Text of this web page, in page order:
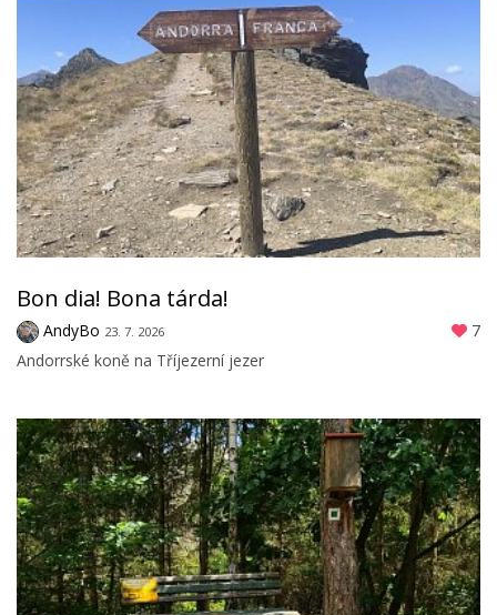
Bon dia! Bona tárda!
AndyBo 23. 7. 2026
7
Andorrské koně na Tříjezerní jezer